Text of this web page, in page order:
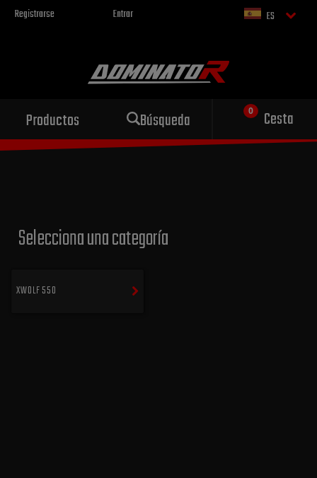
Registrarse Entrar ES
Productos Búsqueda Cesta
Escape deportivo
para tu motocicleta
Selecciona una categoría
XWOLF 550